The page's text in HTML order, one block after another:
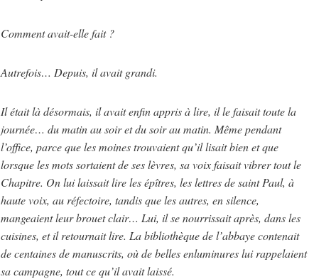
Comment avait-elle fait ?
Autrefois… Depuis, il avait grandi.
Il était là désormais, il avait enfin appris à lire, il le faisait toute la
journée… du matin au soir et du soir au matin. Même pendant
l’office, parce que les moines trouvaient qu’il lisait bien et que
lorsque les mots sortaient de ses lèvres, sa voix faisait vibrer tout le
Chapitre. On lui laissait lire les épîtres, les lettres de saint Paul, à
haute voix, au réfectoire, tandis que les autres, en silence,
mangeaient leur brouet clair… Lui, il se nourrissait après, dans les
cuisines, et il retournait lire. La bibliothèque de l’abbaye contenait
de centaines de manuscrits, où de belles enluminures lui rappelaient
sa campagne, tout ce qu’il avait laissé.